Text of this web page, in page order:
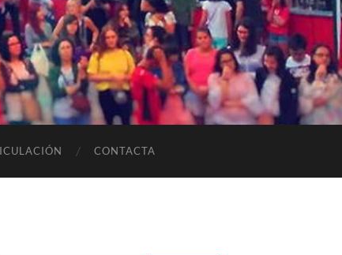
CONTACTA